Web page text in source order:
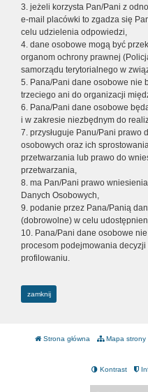
3. jeżeli korzysta Pan/Pani z
e-mail placówki to zgadza się
celu udzielenia odpowiedzi,
4. dane osobowe mogą być
organom ochrony prawnej
samorządu terytorialnego w
5. Pana/Pani dane osobowe nie
trzeciego ani do organizacji
6. Pana/Pani dane osobowe
i w zakresie niezbędnym do
7. przysługuje Panu/Pani prawo
osobowych oraz ich
przetwarzania lub prawo do
przetwarzania,
8. ma Pan/Pani prawo
Danych Osobowych,
9. podanie przez Pana/Panią
(dobrowolne) w celu
10. Pana/Pani dane osobowe
procesom podejmowania
profilowaniu.
zamknij
Strona główna Mapa strony
Kontrast